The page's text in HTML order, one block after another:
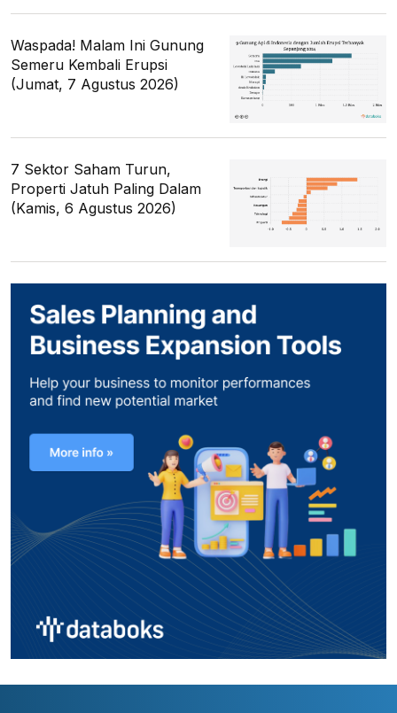
Waspada! Malam Ini Gunung
Semeru Kembali Erupsi
(Jumat, 7 Agustus 2026)
7 Sektor Saham Turun,
Properti Jatuh Paling Dalam
(Kamis, 6 Agustus 2026)